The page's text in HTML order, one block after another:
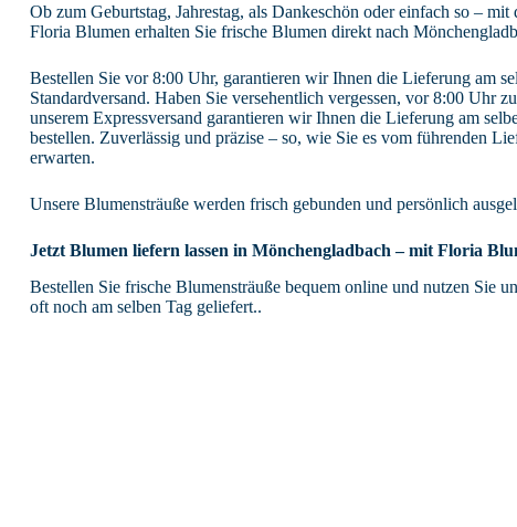
Ob zum Geburtstag, Jahrestag, als Dankeschön oder einfach so –
Floria Blumen erhalten Sie frische Blumen direkt nach
Bestellen Sie vor 8:00 Uhr, garantieren wir Ihnen die Lieferung am
Standardversand. Haben Sie versehentlich vergessen, vor 8:00 Uhr
unserem Expressversand garantieren wir Ihnen die Lieferung am
bestellen. Zuverlässig und präzise – so, wie Sie es vom führenden
erwarten.
Unsere Blumensträuße werden frisch gebunden und persönlich
Jetzt Blumen liefern lassen in Mönchengladbach – mit Floria
Bestellen Sie frische Blumensträuße bequem online und nutzen Sie
oft noch am selben Tag geliefert..